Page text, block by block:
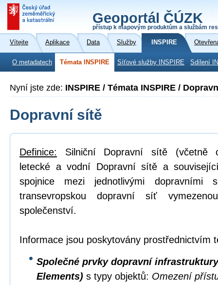
Geoportál ČÚZK
přístup k mapovým produktům a službám
Vítejte Aplikace Data Služby INSPIRE
O metadatech Témata INSPIRE Síťové služby INSPIRE Sdílení
Nyní jste zde: INSPIRE / Témata INSPIRE /
Dopravní sítě
Definice: Silniční Dopravní sítě (včetně
letecké a vodní Dopravní sítě a
spojnice mezi jednotlivými dopravními
transevropskou dopravní síť
společenství.
Informace jsou poskytovány prostřednictvím
Společné prvky dopravní
Elements) s typy objektů: Omezení